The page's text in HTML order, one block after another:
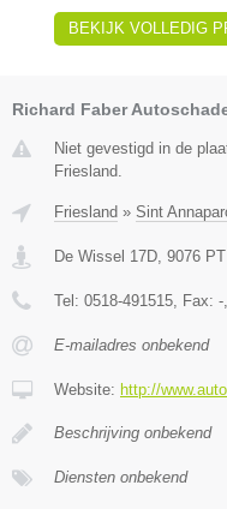
BEKIJK VOLLEDIG
Richard Faber
Niet gevestigd in de
Friesland.
Friesland » Sint
De Wissel 17D 9076 PT
Tel: 0518-491515 , Fax: -
E-mailadres onbekend
Website: http://
Beschrijving onbekend
Diensten onbekend